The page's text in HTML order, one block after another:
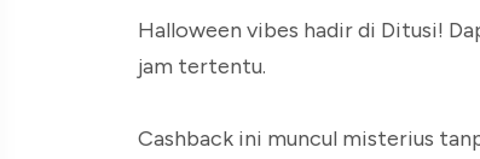
Halloween vibes hadir di Ditusi!
jam tertentu.
Cashback ini muncul misterius